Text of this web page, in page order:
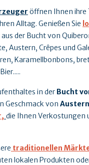
öffnen Ihnen ihre
Alltag. Genießen Sie
der Bucht von
Austern, Crêpes und
Karamellbonbons,
in der Bucht
Geschmack von Austern
die Ihnen Verkostungen
traditionellen
lokalen Produkten